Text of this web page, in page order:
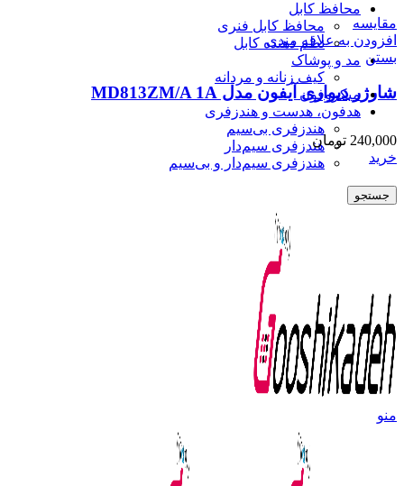
محافظ کابل
محافظ کابل فنری
نظم دهنده کابل
مد و پوشاک
کیف زنانه و مردانه
میکروفون
هدفون، هدست و هندزفری
هندزفری بی‌سیم
هندزفری سیم‌دار
هندزفری سیم‌دار و بی‌سیم
جستجو
منو
مقایسه
افزودن به علاقه مندی
بستن
شارژر دیواری آیفون مدل MD813ZM/A 1A
240,000 تومان
خرید